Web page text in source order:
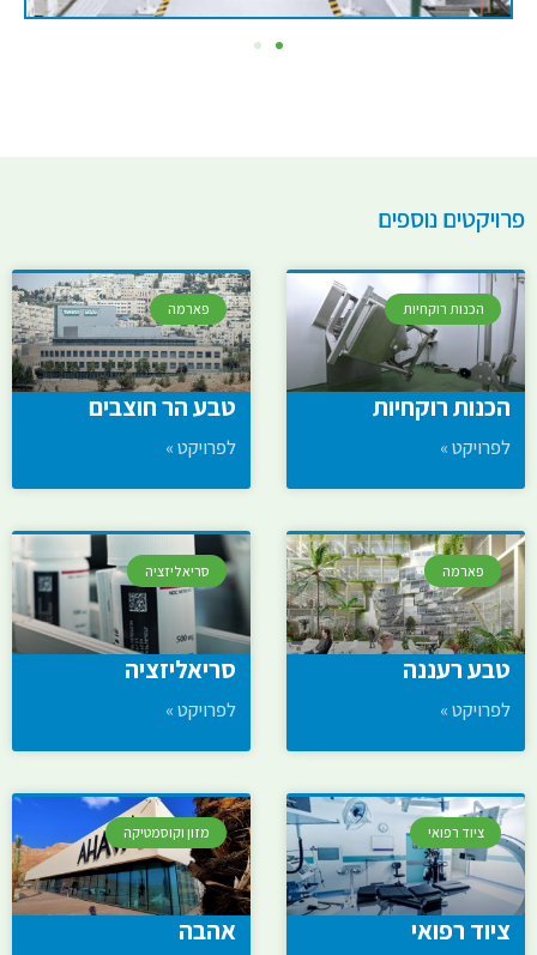
פרויקטים נוספים
הכנות רוקחיות
הכנות רוקחיות
לפרויקט »
פארמה
טבע הר חוצבים
לפרויקט »
פארמה
טבע רעננה
לפרויקט »
סריאליזציה
סריאליזציה
לפרויקט »
ציוד רפואי
ציוד רפואי
מזון וקוסמטיקה
אהבה